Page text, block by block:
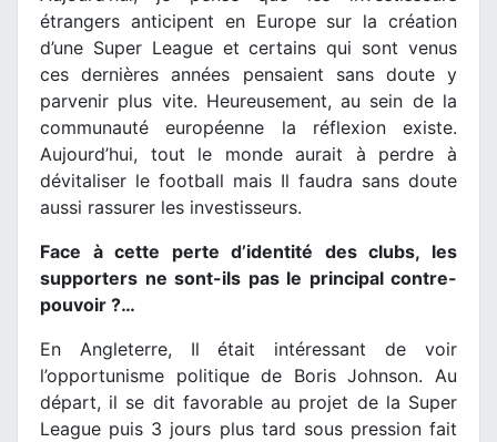
étrangers anticipent en Europe sur la création
d’une Super League et certains qui sont venus
ces dernières années pensaient sans doute y
parvenir plus vite. Heureusement, au sein de la
communauté européenne la réflexion existe.
Aujourd’hui, tout le monde aurait à perdre à
dévitaliser le football mais Il faudra sans doute
aussi rassurer les investisseurs.
Face à cette perte d’identité des clubs, les
supporters ne sont-ils pas le principal contre-
pouvoir ?…
En Angleterre, Il était intéressant de voir
l’opportunisme politique de Boris Johnson. Au
départ, il se dit favorable au projet de la Super
League puis 3 jours plus tard sous pression fait